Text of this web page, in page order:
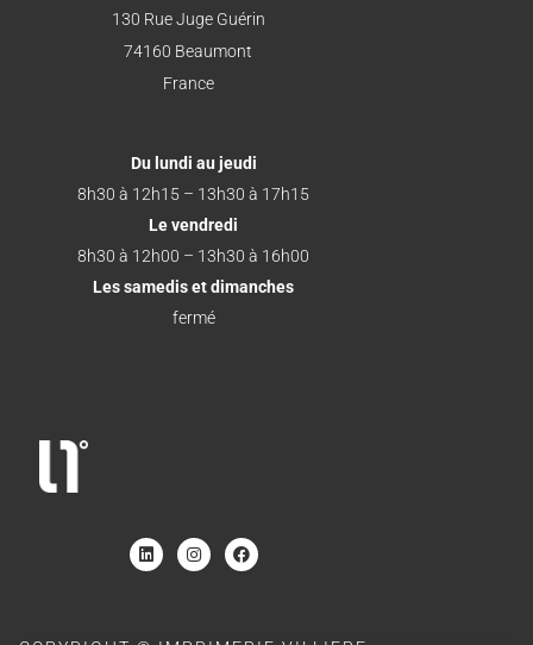
130 Rue Juge Guérin
74160 Beaumont
France
Du lundi au jeudi
8h30 à 12h15 – 13h30 à 17h15
Le vendredi
8h30 à 12h00 – 13h30 à 16h00
Les samedis et dimanches
fermé